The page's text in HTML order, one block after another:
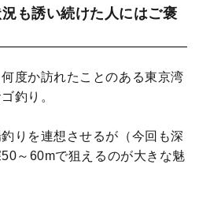
も誘い続けた人にはご褒
度か訪れたことのある東京湾
釣り。
りを連想させるが（今回も深
～60mで狙えるのが大きな魅